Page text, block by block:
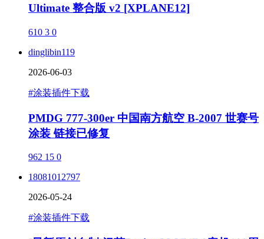
Ultimate 整合版 v2 [XPLANE12]
610 3 0
dinglibin119
2026-06-03
#涂装插件下载
PMDG 777-300er 中国南方航空 B-2007 世赛号
涂装 链接已修复
962 15 0
18081012797
2026-05-24
#涂装插件下载